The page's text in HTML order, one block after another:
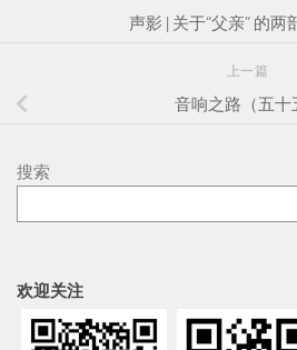
声影 | 关于“父亲” 的两
上一篇
音响之路（五十
搜索
欢迎关注